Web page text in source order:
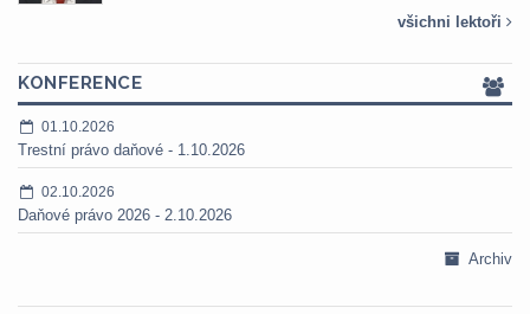
všichni lektoři
KONFERENCE
01.10.2026
Trestní právo daňové - 1.10.2026
02.10.2026
Daňové právo 2026 - 2.10.2026
Archiv